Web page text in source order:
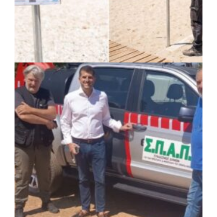
Δήμος Αθηναίων: 651 δημότες συμμετείχαν
στις δράσεις διατροφικής υποστήριξης
ΚΟΙΝΩΝΙΑ | 07/08/2026 · 14:50
Δήμος Σαρωνικού και ΑΡΧΕΛΩΝ
ενημερώνουν τους λουόμενους για τη
συνύπαρξη με τις θαλάσσιες χελώνες